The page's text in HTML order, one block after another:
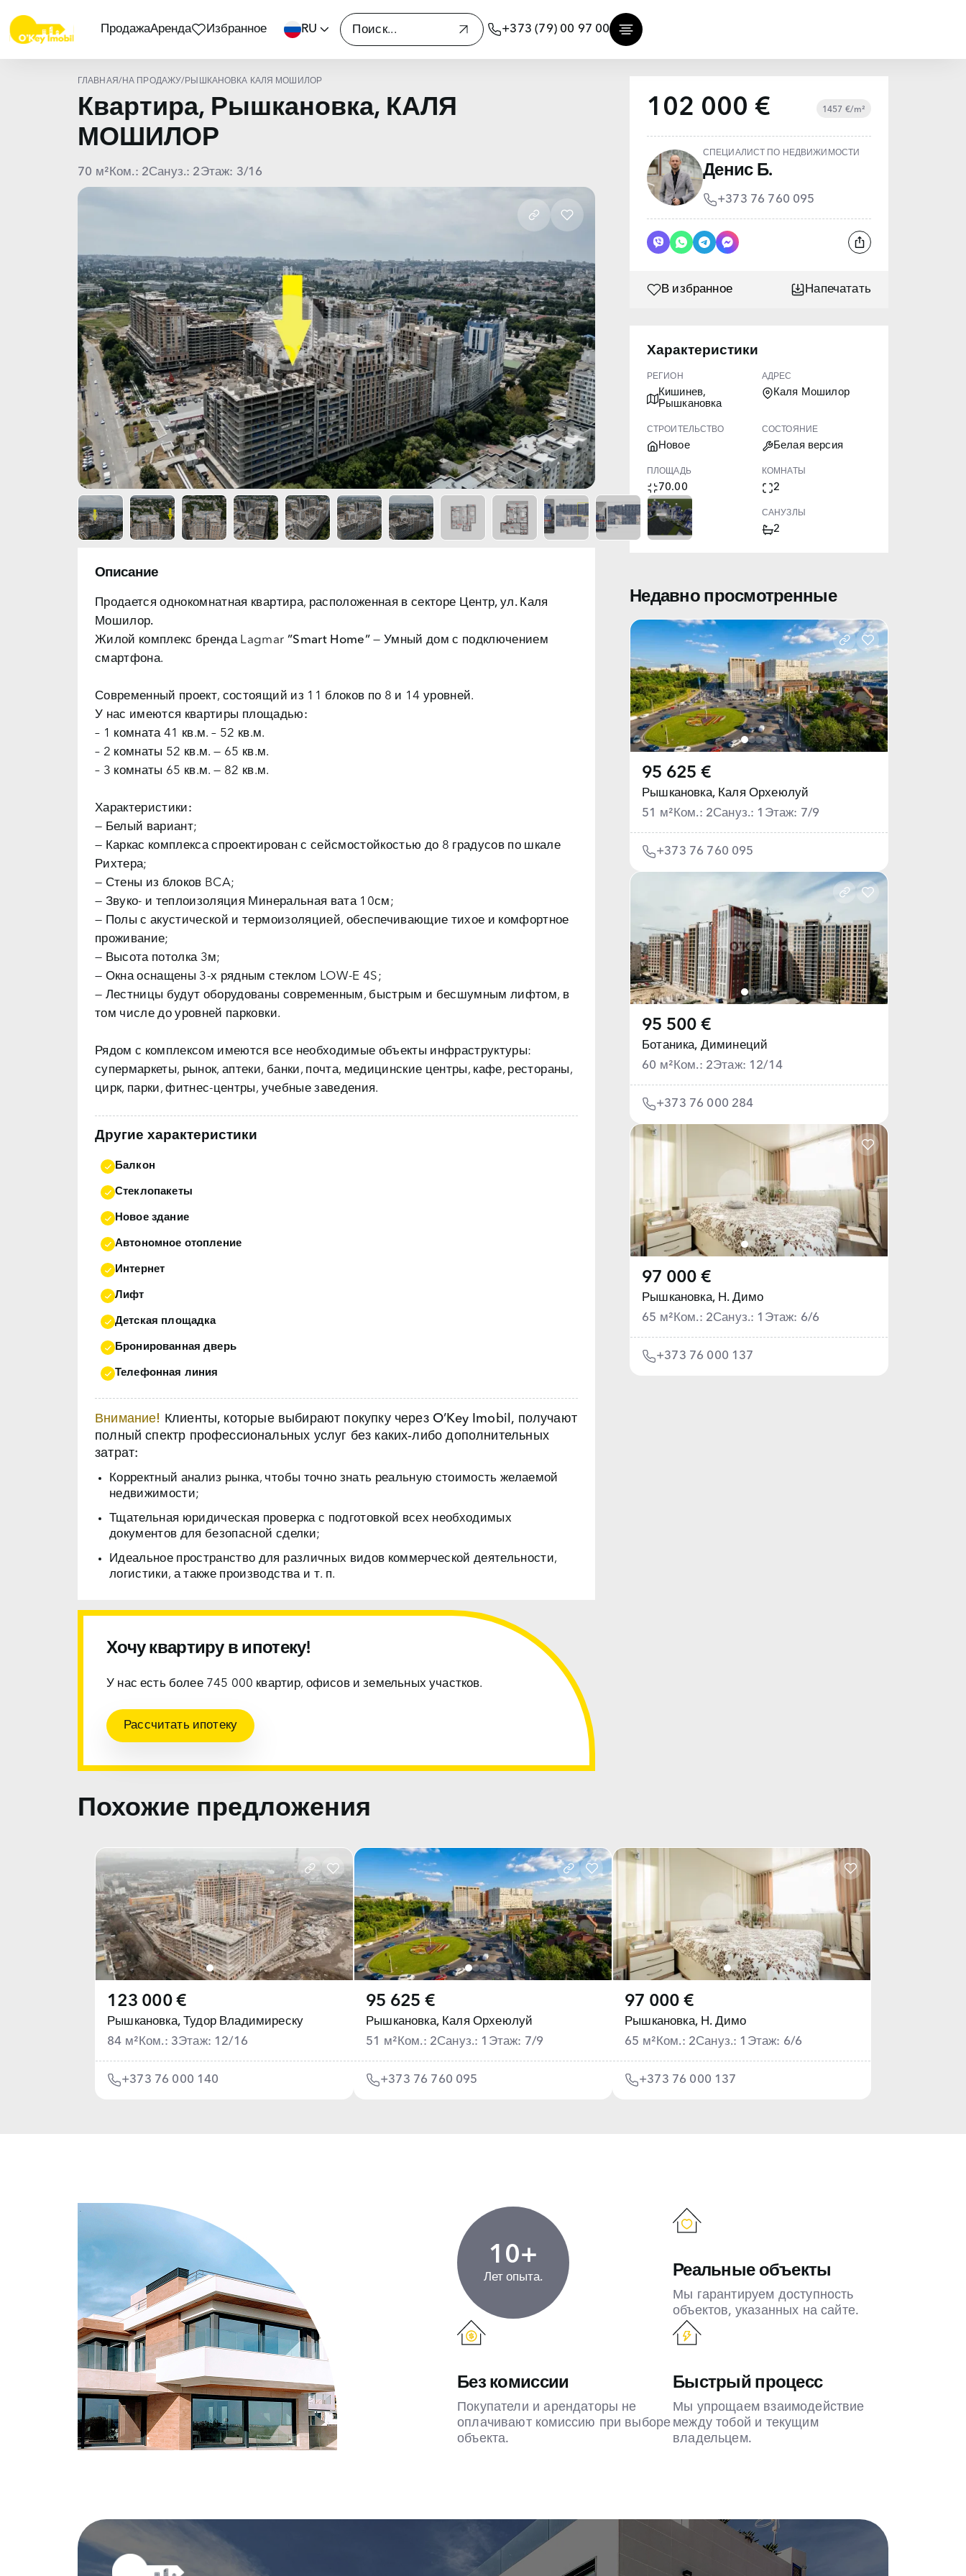
ПродажаАренда Избранное RU +373 (79) 00 97 00
ГЛАВНАЯ/ НА ПРОДАЖУ/ РЫШКАНОВКА КАЛЯ МОШИЛОР
Квартира, Рышкановка, КАЛЯ
МОШИЛОР
70 м² Ком.: 2Сануз.: 2Этаж: 3/16
Описание
Продается однокомнатная квартира, расположенная в секторе Центр, ул. Каля
Мошилор.
Жилой комплекс бренда Lagmar ”Smart Home” — Умный дом с подключением
смартфона.
Современный проект, состоящий из 11 блоков по 8 и 14 уровней.
У нас имеются квартиры площадью:
– 1 комната 41 кв.м. – 52 кв.м.
– 2 комнаты 52 кв.м. — 65 кв.м.
– 3 комнаты 65 кв.м. — 82 кв.м.
Характеристики:
— Белый вариант;
— Каркас комплекса спроектирован с сейсмостойкостью до 8 градусов по шкале
Рихтера;
— Стены из блоков BCA;
— Звуко- и теплоизоляция Минеральная вата 10см;
— Полы с акустической и термоизоляцией, обеспечивающие тихое и комфортное
проживание;
— Высота потолка 3м;
— Окна оснащены 3-х рядным стеклом LOW-E 4S;
— Лестницы будут оборудованы современным, быстрым и бесшумным лифтом, в
том числе до уровней парковки.
Рядом с комплексом имеются все необходимые объекты инфраструктуры:
супермаркеты, рынок, аптеки, банки, почта, медицинские центры, кафе, рестораны,
цирк, парки, фитнес-центры, учебные заведения.
Другие характеристики
Балкон
Стеклопакеты
Новое здание
Автономное отопление
Интернет
Лифт
Детская площадка
Бронированная дверь
Телефонная линия
Внимание!
Клиенты, которые выбирают покупку через O’Key Imobil, получают
полный спектр профессиональных услуг без каких‑либо дополнительных
затрат:
Корректный анализ рынка, чтобы точно знать реальную стоимость желаемой
недвижимости;
Тщательная юридическая проверка с подготовкой всех необходимых
документов для безопасной сделки;
Идеальное пространство для различных видов коммерческой деятельности,
логистики, а также производства и т. п.
Хочу квартиру в ипотеку!
У нас есть более 745 000 квартир, офисов и земельных участков.
Рассчитать ипотеку
102 000 € 1457 €/m²
СПЕЦИАЛИСТ ПО НЕДВИЖИМОСТИ
Денис Б.
+373 76 760 095
В избранное Напечатать
Характеристики
РЕГИОН
Кишинев,
Рышкановка
АДРЕС
Каля Мошилор
СТРОИТЕЛЬСТВО
Новое
СОСТОЯНИЕ
Белая версия
ПЛОЩАДЬ
70.00
КОМНАТЫ
2
ЭТАЖ
3/16
САНУЗЛЫ
2
Недавно просмотренные
95 625 €
Рышкановка,Каля Орхеюлуй
51 м² Ком.: 2Сануз.: 1 Этаж: 7/9
+373 76 760 095
95 500 €
Ботаника, Диминеций
60 м² Ком.: 2Этаж: 12/14
+373 76 000 284
97 000 €
Рышкановка,Н. Димо
65 м² Ком.: 2Сануз.: 1 Этаж: 6/6
+373 76 000 137
Похожие предложения
123 000 €
Рышкановка,Тудор Владимиреску
84 м² Ком.: 3Этаж: 12/16
+373 76 000 140
95 625 €
Рышкановка,Каля Орхеюлуй
51 м² Ком.: 2Сануз.: 1 Этаж: 7/9
+373 76 760 095
97 000 €
Рышкановка,Н. Димо
65 м² Ком.: 2Сануз.: 1 Этаж: 6/6
+373 76 000 137
10+
Лет опыта. Реальные объекты
Мы гарантируем доступность
объектов, указанных на сайте.
Без комиссии
Покупатели и арендаторы не
оплачивают комиссию при выборе
объекта.
Быстрый процесс
Мы упрощаем взаимодействие
между тобой и текущим
владельцем.